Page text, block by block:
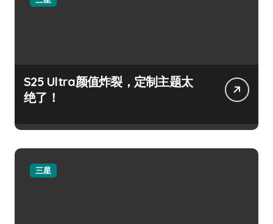
S25 Ultra颜值炸裂，定制主题太
绝了！
三星